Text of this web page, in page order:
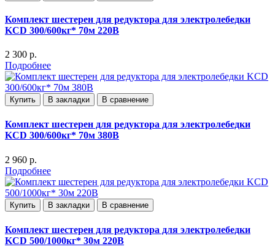
Комплект шестерен для редуктора для электролебедки
KCD 300/600кг* 70м 220В
2 300 р.
Подробнее
Купить В закладки В сравнение
Комплект шестерен для редуктора для электролебедки
KCD 300/600кг* 70м 380В
2 960 р.
Подробнее
Купить В закладки В сравнение
Комплект шестерен для редуктора для электролебедки
KCD 500/1000кг* 30м 220В